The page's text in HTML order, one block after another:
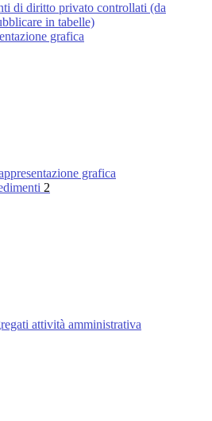
di diritto privato controllati (da
in tabelle)
grafica
grafica
2
attività amministrativa